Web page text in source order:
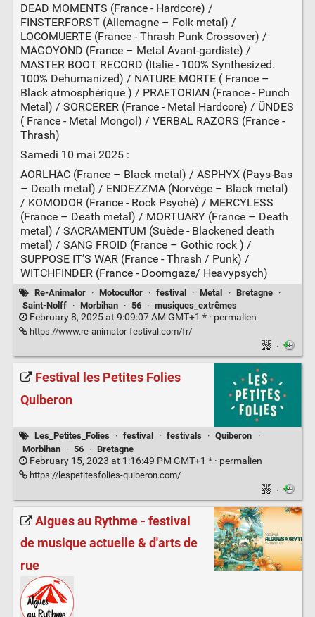
DEAD MOMENTS (France - Hardcore) /
FINSTERFORST (Allemagne – Folk metal) /
LOCOMUERTE (France - Thrash Punk Crossover) /
MAGOYOND (France – Metal Avant-gardiste) /
MASTER BOOT RECORD (Italie - 100% Synthesized.
100% Dehumanized) / NATURE MORTE ( France –
Black atmosphérique ) / PRAETORIAN (France - Punch
Metal) / SORCERER (France - Metal Hardcore) / ÜNDES
( France - Metal Mongol) / VERBAL RAZORS (France -
Thrash)
Samedi 10 mai 2025 :
AORLHAC (France – Black metal) / ASPHYX (Pays-Bas
– Death metal) / ENDEZZMA (Norvège – Black metal)
/ KOMODOR (France - Rock Psyché) / MERCYLESS
(France – Death metal) / MORTUARY (France – Death
metal) / SACRAMENTUM (Suède - Blackened death
metal) / SANG FROID (France – Gothic rock ) /
SUPPOSE IT’S WAR (France - Thrash / Punk) /
WITCHFINDER (France - Doomgaze/ Heavypsych)
Re-Animator · Motocultor · festival · Metal · Bretagne
·
Saint-Nolff
· Morbihan · 56 · musiques_extrêmes
February 8, 2025 at 9:09:07 AM GMT+1 * · permalien
https://www.re-animator-festival.com/fr/
·
Festival les Petites Folies
Quiberon
Les_Petites_Folies · festival · festivals · Quiberon
·
Morbihan
· 56 · Bretagne
February 15, 2023 at 1:16:49 PM GMT+1 * · permalien
https://lespetitesfolies-quiberon.com/
·
Algues au Rythme - festival
de musique actuelle & d'arts de
rue